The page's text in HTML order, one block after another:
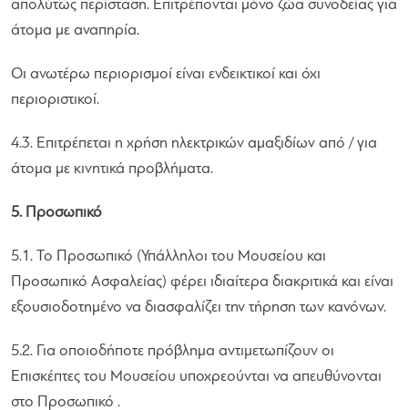
απολύτως περίσταση. Επιτρέπονται μόνο ζώα συνοδείας για
άτομα με αναπηρία.
Οι ανωτέρω περιορισμοί είναι ενδεικτικοί και όχι
περιοριστικοί.
4.3. Επιτρέπεται η χρήση ηλεκτρικών αμαξιδίων από / για
άτομα με κινητικά προβλήματα.
5. Προσωπικό
5.1. Το Προσωπικό (Υπάλληλοι του Μουσείου και
Προσωπικό Ασφαλείας) φέρει ιδιαίτερα διακριτικά και είναι
εξουσιοδοτημένο να διασφαλίζει την τήρηση των κανόνων.
5.2. Για οποιοδήποτε πρόβλημα αντιμετωπίζουν οι
Επισκέπτες του Μουσείου υποχρεούνται να απευθύνονται
στο Προσωπικό .